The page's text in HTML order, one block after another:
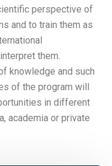
fundamental knowledge
the field of international
experts who can
developments analytically
Equipped with this
enriching qualities, the
be able to easily obtain
areas such as diplomacy,